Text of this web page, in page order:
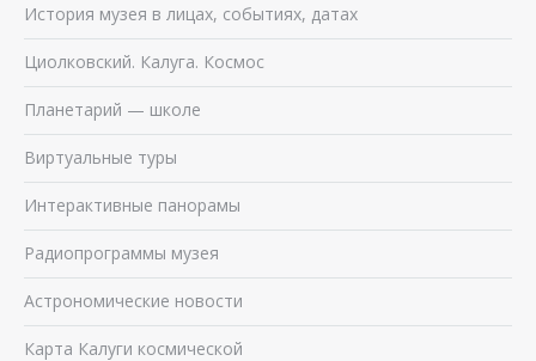
История музея в лицах, событиях, датах
Циолковский. Калуга. Космос
Планетарий — школе
Виртуальные туры
Интерактивные панорамы
Радиопрограммы музея
Астрономические новости
Карта Калуги космической